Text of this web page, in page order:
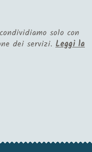
solo con
dei servizi. Leggi la